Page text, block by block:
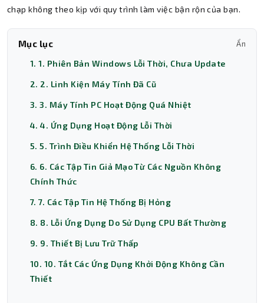
chạp không theo kịp với quy trình làm việc bận rộn của bạn.
Mục lục Ẩn
1. 1. Phiên Bản Windows Lỗi Thời, Chưa Update
2. 2. Linh Kiện Máy Tính Đã Cũ
3. 3. Máy Tính PC Hoạt Động Quá Nhiệt
4. 4. Ứng Dụng Hoạt Động Lỗi Thời
5. 5. Trình Điều Khiển Hệ Thống Lỗi Thời
6. 6. Các Tập Tin Giả Mạo Từ Các Nguồn Không
Chính Thức
7. 7. Các Tập Tin Hệ Thống Bị Hỏng
8. 8. Lỗi Ứng Dụng Do Sử Dụng CPU Bất Thường
9. 9. Thiết Bị Lưu Trữ Thấp
10. 10. Tắt Các Ứng Dụng Khởi Động Không Cần
Thiết